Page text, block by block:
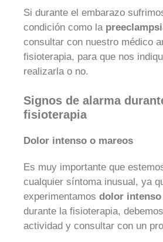
Si durante el embarazo
condición como la
consultar con nuestro médico
fisioterapia, para que nos
realizarla o no.
Signos de alarma
fisioterapia
Dolor intenso o mareos
Es muy importante que
cualquier síntoma inusual, ya
experimentamos dolor intenso
durante la fisioterapia,
actividad y consultar con un